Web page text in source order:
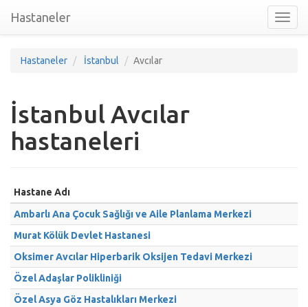
nav
Hastaneler
Hastaneler İstanbul Avcılar
İstanbul Avcılar
hastaneleri
Hastane Adı
Ambarlı Ana Çocuk Sağlığı ve Aile Planlama Merkezi
Murat Kölük Devlet Hastanesi
Oksimer Avcılar Hiperbarik Oksijen Tedavi Merkezi
Özel Adaşlar Polikliniği
Özel Asya Göz Hastalıkları Merkezi